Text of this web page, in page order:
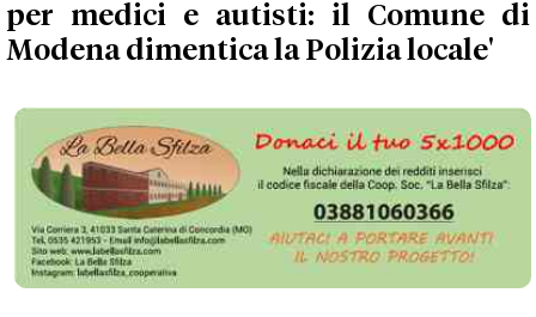
per medici e autisti: il Comune di
Modena dimentica la Polizia locale'